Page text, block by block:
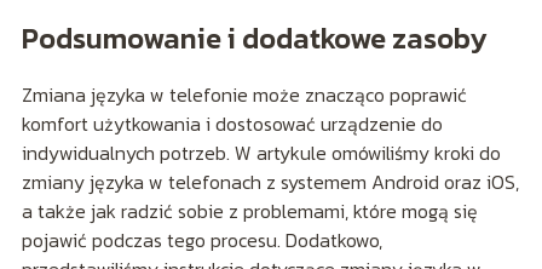
Podsumowanie i dodatkowe zasoby
Zmiana języka w telefonie może znacząco poprawić
komfort użytkowania i dostosować urządzenie do
indywidualnych potrzeb. W artykule omówiliśmy kroki do
zmiany języka w telefonach z systemem Android oraz iOS,
a także jak radzić sobie z problemami, które mogą się
pojawić podczas tego procesu. Dodatkowo,